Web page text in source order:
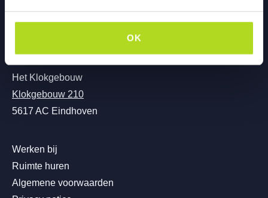
OK
3527 VX Utrecht
Eindhoven
Het Klokgebouw
Klokgebouw 210
5617 AC Eindhoven
Werken bij
Ruimte huren
Algemene voorwaarden